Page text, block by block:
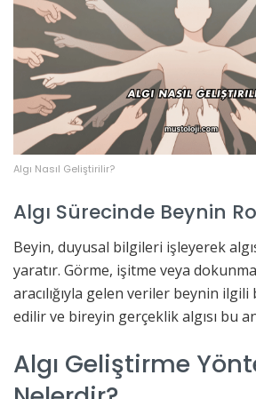
Algı Nasıl Geliştirilir?
Algı Sürecinde Beynin
Beyin, duyusal bilgileri işleyerek
yaratır. Görme, işitme veya
aracılığıyla gelen veriler beynin
edilir ve bireyin gerçeklik algısı bu
Algı Geliştirme